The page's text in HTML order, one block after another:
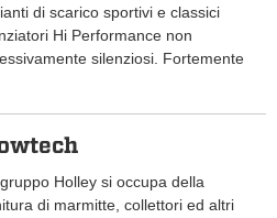
di scarico sportivi e classici
Hi Performance non
silenziosi. Fortemente
Holley si occupa della
di marmitte, collettori ed altri